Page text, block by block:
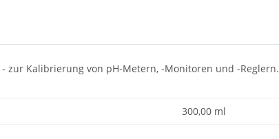
zur Kalibrierung von pH-Metern, -Monitoren und -Reglern.
300,00 ml